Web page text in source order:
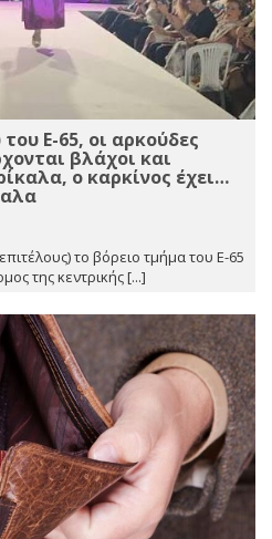
Ε-65, οι αρκούδες
βλάχοι και
ο καρκίνος έχει…
το βόρειο τμήμα του Ε-65
της κεντρικής [...]